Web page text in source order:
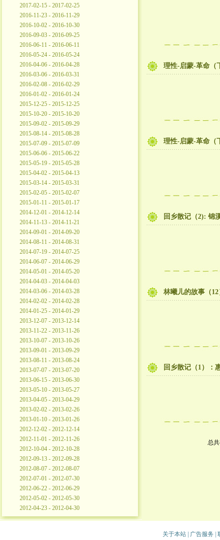
2017-02-15 - 2017-02-25
2016-11-23 - 2016-11-29
2016-10-02 - 2016-10-30
2016-09-03 - 2016-09-25
2016-06-11 - 2016-06-11
2016-05-24 - 2016-05-24
2016-04-06 - 2016-04-28
2016-03-06 - 2016-03-31
2016-02-08 - 2016-02-29
2016-01-02 - 2016-01-24
2015-12-25 - 2015-12-25
2015-10-20 - 2015-10-20
2015-09-02 - 2015-09-29
2015-08-14 - 2015-08-28
2015-07-09 - 2015-07-09
2015-06-06 - 2015-06-22
2015-05-19 - 2015-05-28
2015-04-02 - 2015-04-13
2015-03-14 - 2015-03-31
2015-02-05 - 2015-02-07
2015-01-11 - 2015-01-17
2014-12-01 - 2014-12-14
2014-11-13 - 2014-11-21
2014-09-01 - 2014-09-20
2014-08-11 - 2014-08-31
2014-07-19 - 2014-07-25
2014-06-07 - 2014-06-29
2014-05-01 - 2014-05-20
2014-04-03 - 2014-04-03
2014-03-06 - 2014-03-28
2014-02-02 - 2014-02-28
2014-01-25 - 2014-01-29
2013-12-07 - 2013-12-14
2013-11-22 - 2013-11-26
2013-10-07 - 2013-10-26
2013-09-01 - 2013-09-29
2013-08-11 - 2013-08-24
2013-07-07 - 2013-07-20
2013-06-15 - 2013-06-30
2013-05-10 - 2013-05-27
2013-04-05 - 2013-04-29
2013-02-02 - 2013-02-26
2013-01-10 - 2013-01-26
2012-12-02 - 2012-12-14
2012-11-01 - 2012-11-26
2012-10-04 - 2012-10-28
2012-09-13 - 2012-09-28
2012-08-07 - 2012-08-07
2012-07-01 - 2012-07-30
2012-06-22 - 2012-06-29
2012-05-02 - 2012-05-30
2012-04-23 - 2012-04-30
理性-启蒙-革命（
理性-启蒙-革命（
回乡散记（2): 锦
林曦儿的故事（
回乡散记（1）：
总
关于本站| 广告服务